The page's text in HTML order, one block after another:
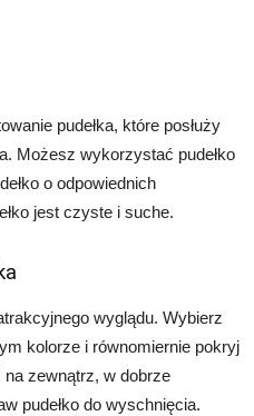
pudełka, które posłuży
Możesz wykorzystać pudełko
o odpowiednich
jest czyste i suche.
wyglądu. Wybierz
kolorze i równomiernie pokryj
na zewnątrz, w dobrze
pudełko do wyschnięcia.